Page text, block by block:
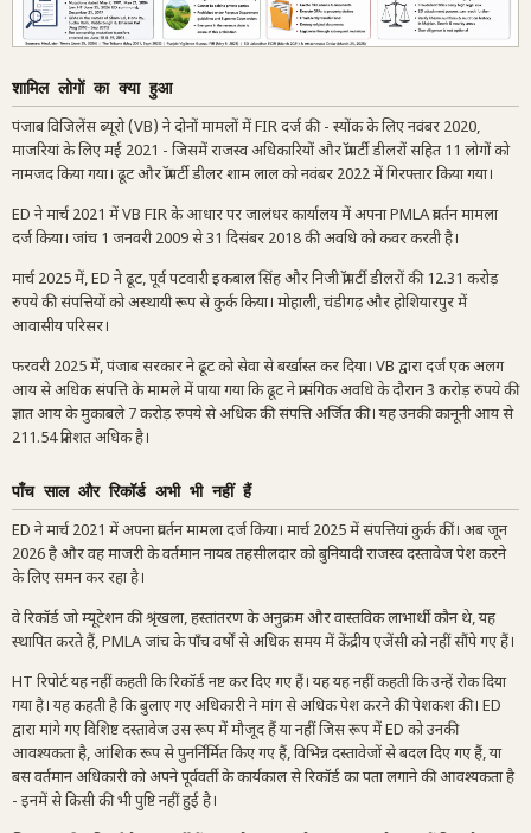
शामिल लोगों का क्या हुआ
पंजाब विजिलेंस ब्यूरो (VB) ने दोनों मामलों में FIR दर्ज की - स्योंक के लिए नवंबर 2020,
माजरियां के लिए मई 2021 - जिसमें राजस्व अधिकारियों और प्रॉपर्टी डीलरों सहित 11 लोगों को
नामजद किया गया। ढूट और प्रॉपर्टी डीलर शाम लाल को नवंबर 2022 में गिरफ्तार किया गया।
ED ने मार्च 2021 में VB FIR के आधार पर जालंधर कार्यालय में अपना PMLA प्रवर्तन मामला
दर्ज किया। जांच 1 जनवरी 2009 से 31 दिसंबर 2018 की अवधि को कवर करती है।
मार्च 2025 में, ED ने ढूट, पूर्व पटवारी इकबाल सिंह और निजी प्रॉपर्टी डीलरों की 12.31 करोड़
रुपये की संपत्तियों को अस्थायी रूप से कुर्क किया। मोहाली, चंडीगढ़ और होशियारपुर में
आवासीय परिसर।
फरवरी 2025 में, पंजाब सरकार ने ढूट को सेवा से बर्खास्त कर दिया। VB द्वारा दर्ज एक अलग
आय से अधिक संपत्ति के मामले में पाया गया कि ढूट ने प्रासंगिक अवधि के दौरान 3 करोड़ रुपये की
ज्ञात आय के मुकाबले 7 करोड़ रुपये से अधिक की संपत्ति अर्जित की। यह उनकी कानूनी आय से
211.54 प्रतिशत अधिक है।
पाँच साल और रिकॉर्ड अभी भी नहीं हैं
ED ने मार्च 2021 में अपना प्रवर्तन मामला दर्ज किया। मार्च 2025 में संपत्तियां कुर्क कीं। अब जून
2026 है और वह माजरी के वर्तमान नायब तहसीलदार को बुनियादी राजस्व दस्तावेज पेश करने
के लिए समन कर रहा है।
वे रिकॉर्ड जो म्यूटेशन की श्रृंखला, हस्तांतरण के अनुक्रम और वास्तविक लाभार्थी कौन थे, यह
स्थापित करते हैं, PMLA जांच के पाँच वर्षों से अधिक समय में केंद्रीय एजेंसी को नहीं सौंपे गए हैं।
HT रिपोर्ट यह नहीं कहती कि रिकॉर्ड नष्ट कर दिए गए हैं। यह यह नहीं कहती कि उन्हें रोक दिया
गया है। यह कहती है कि बुलाए गए अधिकारी ने मांग से अधिक पेश करने की पेशकश की। ED
द्वारा मांगे गए विशिष्ट दस्तावेज उस रूप में मौजूद हैं या नहीं जिस रूप में ED को उनकी
आवश्यकता है, आंशिक रूप से पुनर्निर्मित किए गए हैं, विभिन्न दस्तावेजों से बदल दिए गए हैं, या
बस वर्तमान अधिकारी को अपने पूर्ववर्ती के कार्यकाल से रिकॉर्ड का पता लगाने की आवश्यकता है
- इनमें से किसी की भी पुष्टि नहीं हुई है।